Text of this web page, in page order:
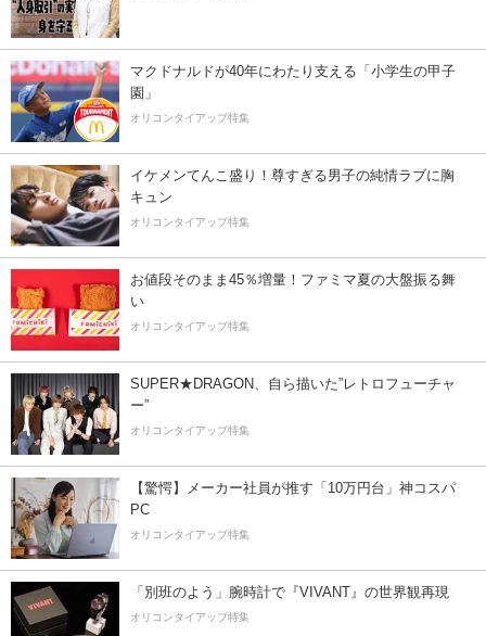
マクドナルドが40年にわたり支える「小学生の甲子
園」
オリコンタイアップ特集
イケメンてんこ盛り！尊すぎる男子の純情ラブに胸
キュン
オリコンタイアップ特集
お値段そのまま45％増量！ファミマ夏の大盤振る舞
い
オリコンタイアップ特集
SUPER★DRAGON、自ら描いた”レトロフューチャ
ー”
オリコンタイアップ特集
【驚愕】メーカー社員が推す「10万円台」神コスパ
PC
オリコンタイアップ特集
「別班のよう」腕時計で『VIVANT』の世界観再現
オリコンタイアップ特集